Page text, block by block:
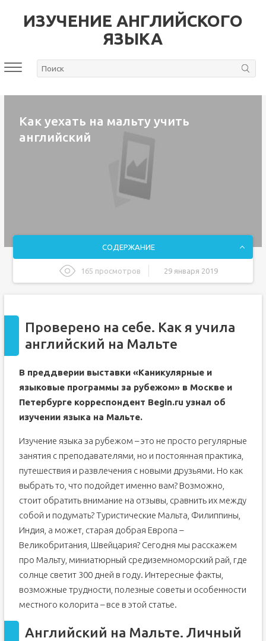
ИЗУЧЕНИЕ АНГЛИЙСКОГО
ЯЗЫКА
Как уехать на мальту учить
английский
СОДЕРЖАНИЕ
165 просмотров 29 января 2019
Трудности выбора. Почему Мальта
Жизнь и учеба на Мальте. Latino, жара, много кофе и
друзья со всего мира
F.A.Q. / Ответы на часто задаваемые вопросы
Обучение на Мальте
Стоимость обучения
Как искать школы
Залог успеха
Возраст студентов
Юниор-курсы
Курсы для взрослых. От 18 до бесконечности
Экзамены и сертификаты
Внешкольная жизнь
Виза, перелет, трансфер
Проживание
Проверено на себе. Как я учила
английский на Мальте
В преддверии выставки «Каникулярные и
языковые программы за рубежом» в Москве и
Петербурге корреспондент Begin.ru узнал об
изучении языка на Мальте.
Изучение языка за рубежом – это не просто регулярные
занятия с преподавателями, но и постоянная практика,
путешествия и развлечения с новыми друзьями. Но как
выбрать то, что подойдет именно вам? Возможно,
стоит обратить внимание на отзывы, сравнить их между
собой и подумать? Туристические Мальта, Филиппины,
Индия, а может, старая добрая Европа –
Великобритания, Швейцария? Сегодня мы расскажем
про Мальту, миниатюрный средиземноморский рай, где
солнце светит 300 дней в году. Интересные факты,
возможные трудности, полезные советы и особенности
местного колорита – все в этой статье.
Английский на Мальте. Личный